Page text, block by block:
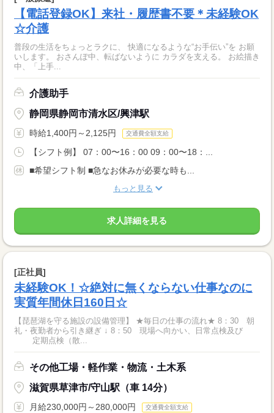
【電話登録OK】来社・履歴書不要＊未経験OK
☆介護
普段の生活をちょっとラクに、 快適になるような“お手伝い”を お願
いします。 おさんぽ中、転ばないように カラダを支える。 お絵描き
中、「上手...
介護助手
静岡県静岡市清水区/興津駅
時給1,400円～2,125円 交通費全額支給
【シフト例】 07：00〜16：00 09：00〜18：...
■希望シフト制 ■急なお休みが必要な時も...
もっと見る
求人詳細を見る
[正社員]
未経験OK！☆絶対に無くならない仕事なのに
実質年間休日160日☆
【琵琶湖を守る施設の設備管理】 ★毎日の仕事の流れ★ 8：30 朝
礼・夜勤者から引き継ぎ ↓ 8：50 現場へ向かい、日常点検及び
定期点検（散...
その他工場・軽作業・物流・土木系
滋賀県草津市/守山駅（車 14分）
月給230,000円～280,000円 交通費全額支給